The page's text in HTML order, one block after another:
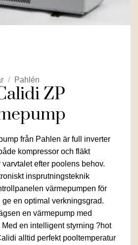
/ Pahlén
ZP
från Pahlen är full inverter
kompressor och fläkt
efter poolens behov.
insprutningsteknik
värmepumpen för
en optimal verkningsgrad.
en värmepump med
en intelligent styrning ?hot
alltid perfekt pooltemperatur